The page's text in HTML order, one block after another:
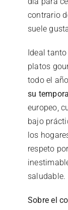
contrario
suele
Ideal
platos
todo el
su
europeo,
bajo
los
respeto
saludable.
Sobre el